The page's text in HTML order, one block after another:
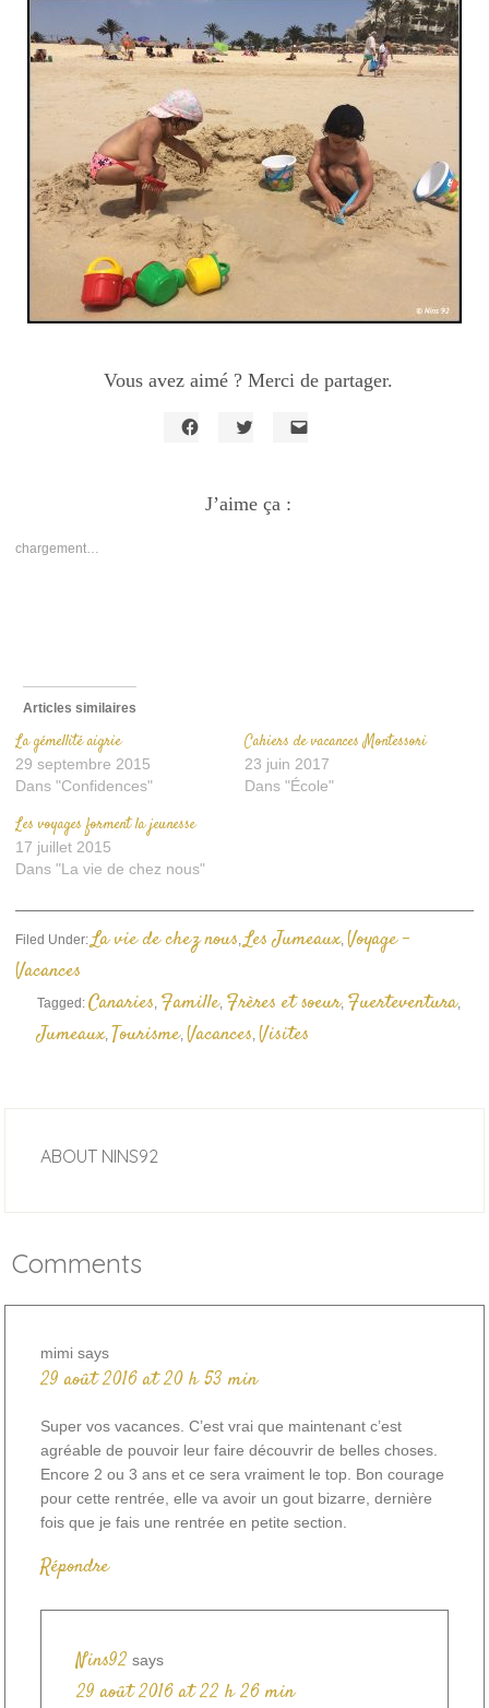
Vous avez aimé ? Merci de partager.
Facebook(ouvre
dans
Twitter(ouvre
dans
J’aime ça :
chargement…
Articles similaires
La gémellité aigrie
29 septembre 2015
Dans "Confidences"
Cahiers de vacances Montessori
23 juin 2017
Dans "École"
Les voyages forment la jeunesse
17 juillet 2015
Dans "La vie de chez nous"
Filed Under:La vie de chez nous ,Les Jumeaux,Voyage -
Vacances
Tagged:Canaries Famille, Frères et soeur, Fuerteventura,
Jumeaux, Tourisme,Vacances ,Visites
ABOUT NINS92
Comments
mimi says
29 août 2016 at 20 h 53 min
Super vos vacances. C’est vrai que maintenant c’est
agréable de pouvoir leur faire découvrir de belles choses.
Encore 2 ou 3 ans et ce sera vraiment le top. Bon courage
pour cette rentrée, elle va avoir un gout bizarre, dernière
fois que je fais une rentrée en petite section.
Répondre
Nins92 says
29 août 2016 at 22 h 26 min